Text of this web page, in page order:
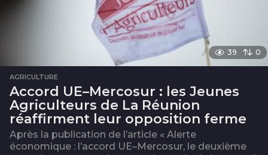
39 0
AGRICULTURE
Accord UE–Mercosur : les Jeunes
Agriculteurs de La Réunion
réaffirment leur opposition ferme
Après la publication de l’article « Alerte
économique : l’accord UE–Mercosur, le deuxième